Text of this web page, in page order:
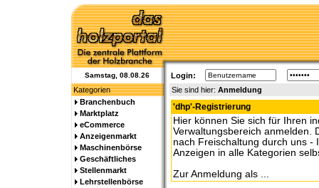
Samstag, 08.08.26
Login:
Kategorien
Sie sind hier: Anmeldung
Branchenbuch
Marktplatz
eCommerce
Anzeigenmarkt
Maschinenbörse
Geschäftliches
Stellenmarkt
Lehrstellenbörse
'dhp'-Registrierung
Hier können Sie sich für Ihren
Verwaltungsbereich anmelden.
nach Freischaltung durch uns -
Anzeigen in alle Kategorien
Zur Anmeldung als ...